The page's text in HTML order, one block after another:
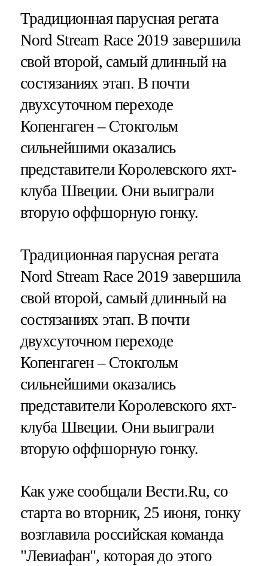
Традиционная парусная регата
Nord Stream Race 2019 завершила
свой второй, самый длинный на
состязаниях этап. В почти
двухсуточном переходе
Копенгаген – Стокгольм
сильнейшими оказались
представители Королевского яхт-
клуба Швеции. Они выиграли
вторую оффшорную гонку.
Традиционная парусная регата
Nord Stream Race 2019 завершила
свой второй, самый длинный на
состязаниях этап. В почти
двухсуточном переходе
Копенгаген – Стокгольм
сильнейшими оказались
представители Королевского яхт-
клуба Швеции. Они выиграли
вторую оффшорную гонку.
Как уже сообщали Вести.Ru, со
старта во вторник, 25 июня, гонку
возглавила российская команда
"Левиафан", которая до этого